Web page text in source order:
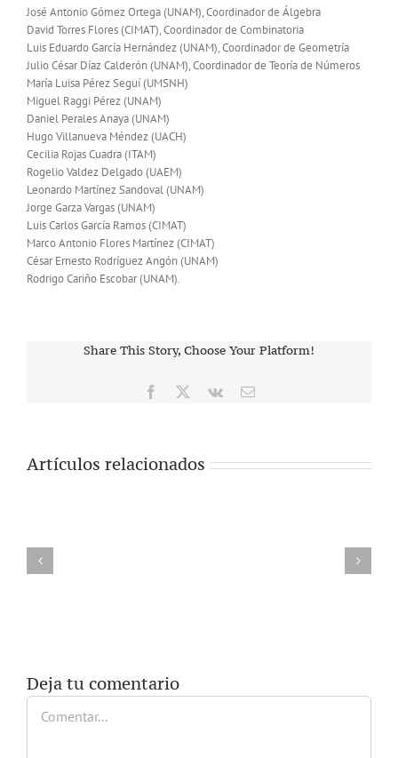
José Antonio Gómez Ortega (UNAM), Coordinador de Álgebra
David Torres Flores (CIMAT), Coordinador de Combinatoria
Luis Eduardo García Hernández (UNAM), Coordinador de Geometría
Julio César Díaz Calderón (UNAM), Coordinador de Teoría de Números
María Luisa Pérez Seguí (UMSNH)
Miguel Raggi Pérez (UNAM)
Daniel Perales Anaya (UNAM)
Hugo Villanueva Méndez (UACH)
Cecilia Rojas Cuadra (ITAM)
Rogelio Valdez Delgado (UAEM)
Leonardo Martínez Sandoval (UNAM)
Jorge Garza Vargas (UNAM)
Luis Carlos García Ramos (CIMAT)
Marco Antonio Flores Martínez (CIMAT)
César Ernesto Rodríguez Angón (UNAM)
Rodrigo Cariño Escobar (UNAM).
Share This Story, Choose Your Platform!
Facebook Vk
Correo
Artículos relacionados
Deja tu comentario
Comentar